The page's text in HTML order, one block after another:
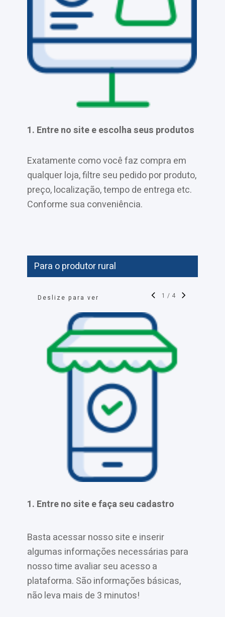
1. Entre no site e escolha seus produtos
Exatamente como você faz compra em
qualquer loja, filtre seu pedido por produto,
preço, localização, tempo de entrega etc.
Conforme sua conveniência.
Para o produtor rural
Deslize para ver 1 / 4
1. Entre no site e faça seu cadastro
Basta acessar nosso site e inserir
algumas informações necessárias para
nosso time avaliar seu acesso a
plataforma. São informações básicas,
não leva mais de 3 minutos!